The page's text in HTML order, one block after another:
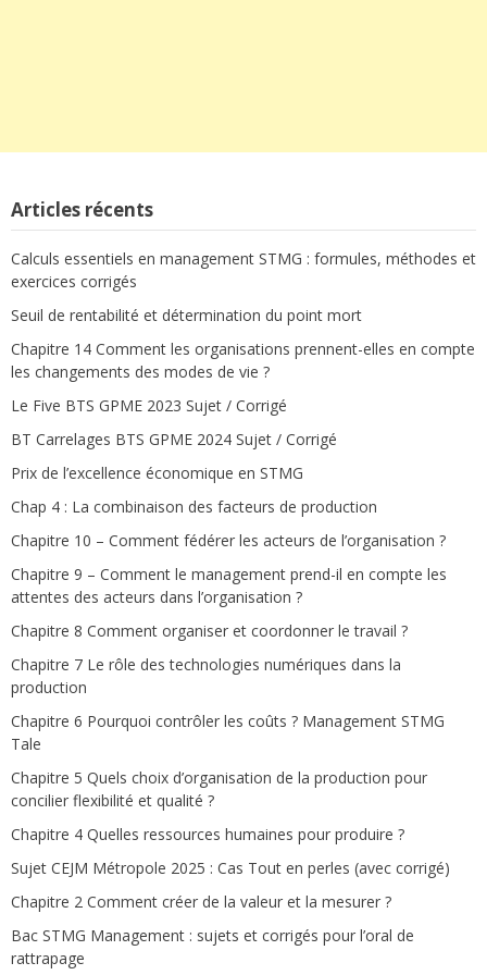
Articles récents
Calculs essentiels en management STMG : formules, méthodes et
exercices corrigés
Seuil de rentabilité et détermination du point mort
Chapitre 14 Comment les organisations prennent-elles en compte
les changements des modes de vie ?
Le Five BTS GPME 2023 Sujet / Corrigé
BT Carrelages BTS GPME 2024 Sujet / Corrigé
Prix de l’excellence économique en STMG
Chap 4 : La combinaison des facteurs de production
Chapitre 10 – Comment fédérer les acteurs de l’organisation ?
Chapitre 9 – Comment le management prend-il en compte les
attentes des acteurs dans l’organisation ?
Chapitre 8 Comment organiser et coordonner le travail ?
Chapitre 7 Le rôle des technologies numériques dans la
production
Chapitre 6 Pourquoi contrôler les coûts ? Management STMG
Tale
Chapitre 5 Quels choix d’organisation de la production pour
concilier flexibilité et qualité ?
Chapitre 4 Quelles ressources humaines pour produire ?
Sujet CEJM Métropole 2025 : Cas Tout en perles (avec corrigé)
Chapitre 2 Comment créer de la valeur et la mesurer ?
Bac STMG Management : sujets et corrigés pour l’oral de
rattrapage